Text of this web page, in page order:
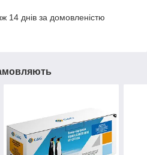
14 днів за домовленістю